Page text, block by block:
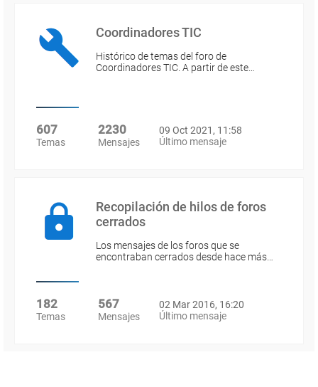
Coordinadores TIC
Histórico de temas del foro de
Coordinadores TIC. A partir de este…
607
Temas
2230
Mensajes
09 Oct 2021, 11:58
Último mensaje
Recopilación de hilos de foros
cerrados
Los mensajes de los foros que se
encontraban cerrados desde hace más…
182
Temas
567
Mensajes
02 Mar 2016, 16:20
Último mensaje